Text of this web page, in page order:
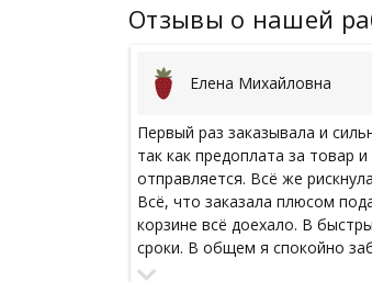
Отзывы о нашей
Елена Михайловна
Первый раз заказывала и
так как предоплата за товар и
отправляется. Всё же
Всё, что заказала плюсом
корзине всё доехало. В
сроки. В общем я спокойно
пункте Сдека у себя рядом с